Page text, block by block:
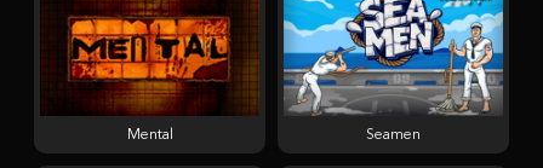
Seamen
Mental